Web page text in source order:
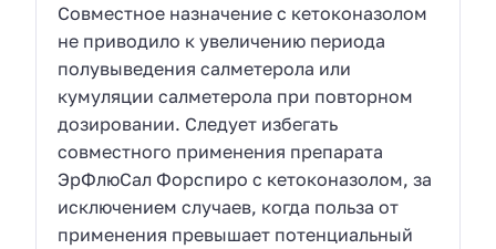
Совместное назначение с кетоконазолом
не приводило к увеличению периода
полувыведения салметерола или
кумуляции салметерола при повторном
дозировании. Следует избегать
совместного применения препарата
ЭрФлюСал Форспиро с кетоконазолом, за
исключением случаев, когда польза от
применения превышает потенциальный